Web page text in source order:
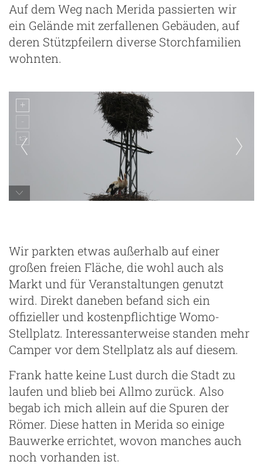
Auf dem Weg nach Merida passierten wir
ein Gelände mit zerfallenen Gebäuden, auf
deren Stützpfeilern diverse Storchfamilien
wohnten.
Wir parkten etwas außerhalb auf einer
großen freien Fläche, die wohl auch als
Markt und für Veranstaltungen genutzt
wird. Direkt daneben befand sich ein
offizieller und kostenpflichtige Womo-
Stellplatz. Interessanterweise standen mehr
Camper vor dem Stellplatz als auf diesem.
Frank hatte keine Lust durch die Stadt zu
laufen und blieb bei Allmo zurück. Also
begab ich mich allein auf die Spuren der
Römer. Diese hatten in Merida so einige
Bauwerke errichtet, wovon manches auch
noch vorhanden ist.